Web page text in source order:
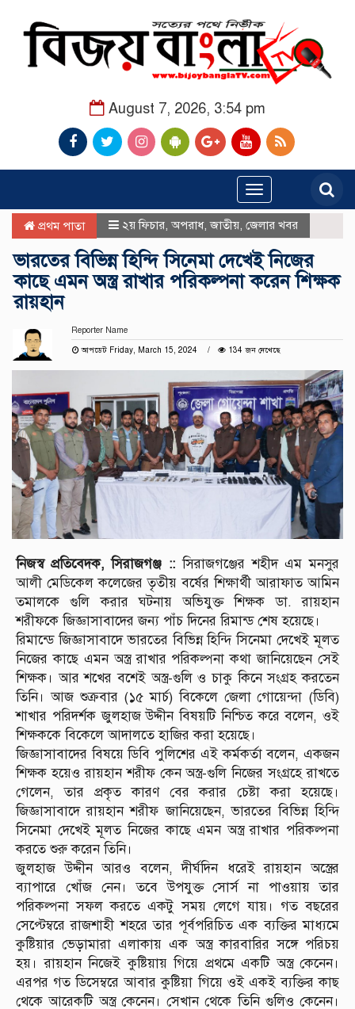
August 7, 2026, 3:54 pm
Toggle
navigation
প্রথম পাতা ২য় ফিচার অপরাধ,জাতীয় জেলার খবর
ভারতের বিভিন্ন হিন্দি সিনেমা দেখেই নিজের
কাছে এমন অস্ত্র রাখার পরিকল্পনা করেন শিক্ষক
রায়হান
Reporter Name
আপডেট Friday, March 15, 2024
134 জন দেখেছে
নিজস্ব প্রতিবেদক, সিরাজগঞ্জ ::সিরাজগঞ্জের শহীদ এম মনসুর
আলী মেডিকেল কলেজের তৃতীয় বর্ষের শিক্ষার্থী আরাফাত আমিন
তমালকে গুলি করার ঘটনায় অভিযুক্ত শিক্ষক ডা. রায়হান
শরীফকে জিজ্ঞাসাবাদের জন্য পাঁচ দিনের রিমান্ড শেষ হয়েছে।
রিমান্ডে জিজ্ঞাসাবাদে ভারতের বিভিন্ন হিন্দি সিনেমা দেখেই মূলত
নিজের কাছে এমন অস্ত্র রাখার পরিকল্পনা কথা জানিয়েছেন সেই
শিক্ষক। আর শখের বশেই অস্ত্র-গুলি ও চাকু কিনে সংগ্রহ করতেন
তিনি। আজ শুক্রবার (১৫ মার্চ) বিকেলে জেলা গোয়েন্দা (ডিবি)
শাখার পরিদর্শক জুলহাজ উদ্দীন বিষয়টি নিশ্চিত করে বলেন, ওই
শিক্ষককে বিকেলে আদালতে হাজির করা হয়েছে।
জিজ্ঞাসাবাদের বিষয়ে ডিবি পুলিশের এই কর্মকর্তা বলেন, একজন
শিক্ষক হয়েও রায়হান শরীফ কেন অস্ত্র-গুলি নিজের সংগ্রহে রাখতে
গেলেন, তার প্রকৃত কারণ বের করার চেষ্টা করা হয়েছে।
জিজ্ঞাসাবাদে রায়হান শরীফ জানিয়েছেন, ভারতের বিভিন্ন হিন্দি
সিনেমা দেখেই মূলত নিজের কাছে এমন অস্ত্র রাখার পরিকল্পনা
করতে শুরু করেন তিনি।
জুলহাজ উদ্দীন আরও বলেন, দীর্ঘদিন ধরেই রায়হান অস্ত্রের
ব্যাপারে খোঁজ নেন। তবে উপযুক্ত সোর্স না পাওয়ায় তার
পরিকল্পনা সফল করতে একটু সময় লেগে যায়। গত বছরের
সেপ্টেম্বরে রাজশাহী শহরে তার পূর্বপরিচিত এক ব্যক্তির মাধ্যমে
কুষ্টিয়ার ভেড়ামারা এলাকায় এক অস্ত্র কারবারির সঙ্গে পরিচয়
হয়। রায়হান নিজেই কুষ্টিয়ায় গিয়ে প্রথমে একটি অস্ত্র কেনেন।
এরপর গত ডিসেম্বরে আবার কুষ্টিয়া গিয়ে ওই একই ব্যক্তির কাছ
থেকে আরেকটি অস্ত্র কেনেন। সেখান থেকে তিনি গুলিও কেনেন।